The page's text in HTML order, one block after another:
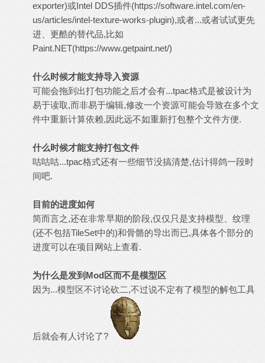
exporter)或Intel DDS插件(https://software.intel.com/en-
us/articles/intel-texture-works-plugin),或者...或者试试更先
进、更酷的替代品,比如
Paint.NET(https://www.getpaint.net/)
什么时候才能支持导入资源
可能会拖到出打包功能之后才会有...tpac格式是被设计为
易于读取,而非易于编辑,修改一个资源可能会导致在多个文
件中重新计算依赖,因此远不如重新打包整个文件方便.
什么时候才能支持打包文件
咕咕咕...tpac格式还有一些细节没搞清楚,估计得鸽一段时
间吧.
目前的进度如何
简而言之,还在非常早期的阶段,仅仅只是支持模型、纹理
(还不包括TileSet中的)和骨骼的导出而已,具体各个部分的
进度可以在项目网站上查看.
为什么是发到Mod区而不是模型区
因为...模型区不讨论砍二,不过说不定有了模型的解包工具
后就会有人讨论了?